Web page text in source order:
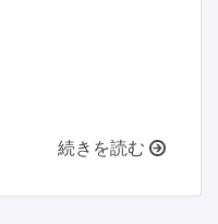
続きを読む